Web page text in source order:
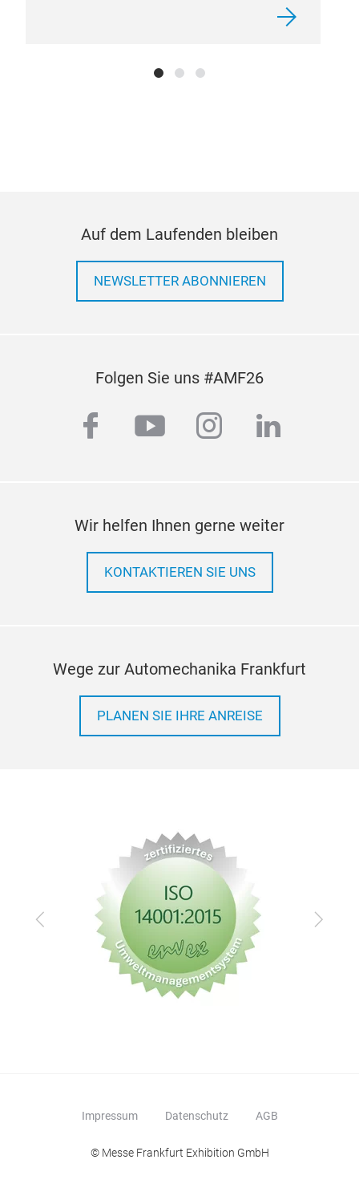
Auf dem Laufenden bleiben
NEWSLETTER ABONNIEREN
Folgen Sie uns #AMF26
facebook
youtubeinstagram
linkedin
Wir helfen Ihnen gerne weiter
KONTAKTIEREN SIE UNS
Wege zur Automechanika Frankfurt
PLANEN SIE IHRE ANREISE
Zurück Vor
Impressum Datenschutz AGB
© Messe Frankfurt Exhibition GmbH